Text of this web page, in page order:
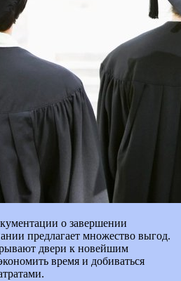
о завершении
предлагает множество выгод.
двери к новейшим
время и добиваться